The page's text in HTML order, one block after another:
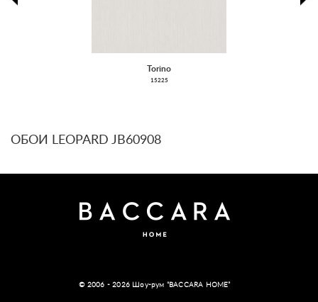
Torino
15225
ОБОИ LEOPARD JB60908
© 2006 - 2026 Шоу-рум “BACCARA HOME”